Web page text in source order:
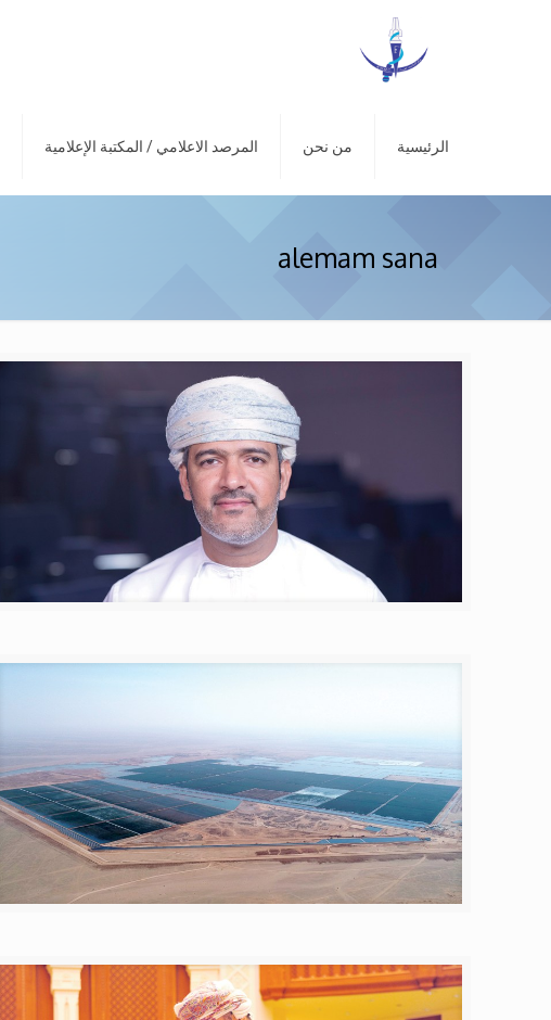
الرئيسية من نحن المرصد الاعلامي / المكتبة الإعلامية
alemam sana